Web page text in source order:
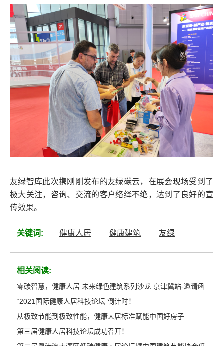
友绿智库此次携刚刚发布的友绿碳云，在展会现场受到了
极大关注，咨询、交流的客户络绎不绝，达到了良好的宣
传效果。
关键词: 健康人居 健康建筑 友绿
相关阅读:
零碳智慧，健康人居 未来绿色建筑系列沙龙 京津冀站-邀请函
“2021国际健康人居科技论坛”倒计时！
从极致节能到极致性能，健康人居标准赋能中国好房子
第三届健康人居科技论坛成功召开！